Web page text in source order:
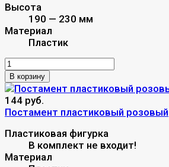
Высота
190 — 230 мм
Материал
Пластик
В корзину
144 руб.
Постамент пластиковый розовый
Пластиковая фигурка
В комплект не входит!
Материал